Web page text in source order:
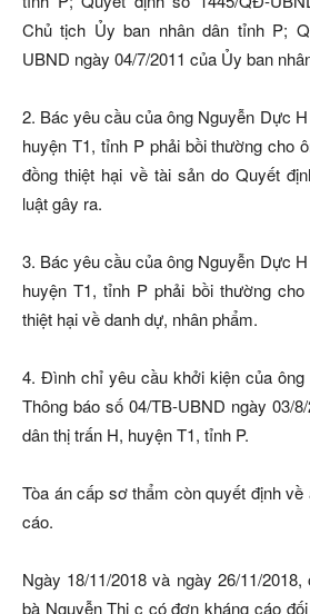
Chủ tịch Ủy ban nhân dân tỉnh P;
UBND ngày 04/7/2011 của Ủy ban
2. Bác yêu cầu của ông Nguyễn Dực
huyện T1, tỉnh P phải bồi thường cho
đồng thiệt hại về tài sản do Quyết
luật gây ra.
3. Bác yêu cầu của ông Nguyễn Dực
huyện T1, tỉnh P phải bồi thường cho
thiệt hại về danh dự, nhân phẩm.
4. Đình chỉ yêu cầu khởi kiện của
Thông báo số 04/TB-UBND ngày 03/
dân thị trấn H, huyện T1, tỉnh P.
Tòa án cấp sơ thẩm còn quyết định
cáo.
Ngày 18/11/2018 và ngày 26/11/
bà Nguyễn Thị c có đơn kháng cáo